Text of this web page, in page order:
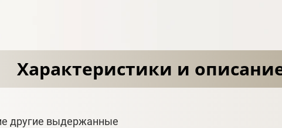
Характеристики и
другие выдержанные